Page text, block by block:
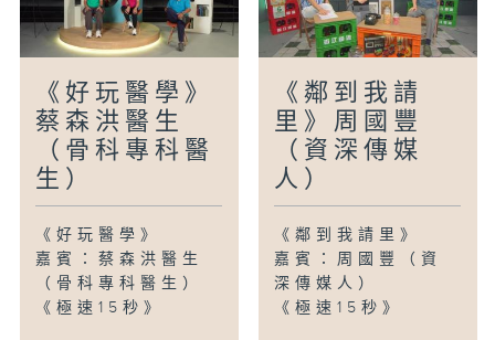
《好玩醫學》
蔡森洪醫生
（骨科專科醫
生）
《好玩醫學》
嘉賓：蔡森洪醫生
（骨科專科醫生）
《極速15秒》
《鄰到我請
里》周國豐
（資深傳媒
人）
《鄰到我請里》
嘉賓：周國豐（資
深傳媒人）
《極速15秒》